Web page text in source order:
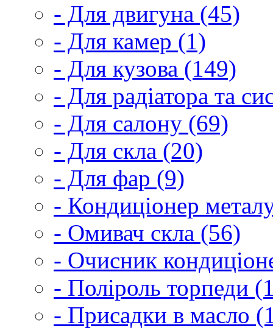
- Для двигуна (45)
- Для камер (1)
- Для кузова (149)
- Для радіатора та
- Для салону (69)
- Для скла (20)
- Для фар (9)
- Кондиціонер
- Омивач скла (56)
- Очисник
- Поліроль торпеди
- Присадки в масло